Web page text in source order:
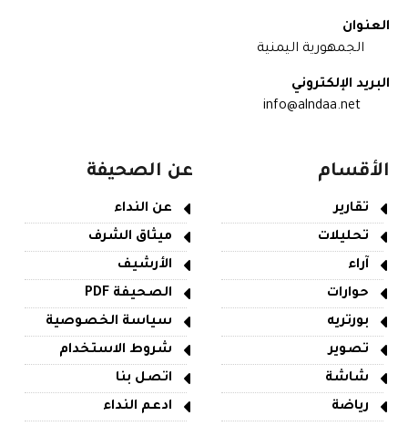
العنوان
الجمهورية اليمنية
البريد الإلكتروني
info@alndaa.net
الأقسام
تقارير
تحليلات
آراء
حوارات
بورتريه
تصوير
شاشة
رياضة
عن الصحيفة
عن النداء
ميثاق الشرف
الأرشيف
الصحيفة PDF
سياسة الخصوصية
شروط الاستخدام
اتصل بنا
ادعم النداء